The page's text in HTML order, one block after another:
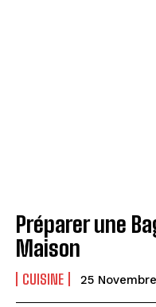
Préparer une
Maison
CUISINE 25